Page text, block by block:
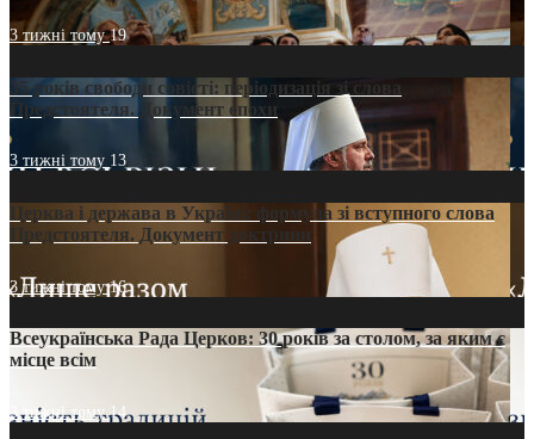
3 тижні тому19
35 років свободи совісті: періодизація зі слова
Предстоятеля. Документ епохи
3 тижні тому 13
Церква і держава в Україні: формула зі вступного слова
Предстоятеля. Документ доктрини
3 тижні тому16
Всеукраїнська Рада Церков: 30 років за столом, за яким є
місце всім
3 тижні тому14